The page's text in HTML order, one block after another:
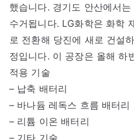
했습니다. 경기도 안산에서
수거됩니다. LG화학은 화학
로 전환해 당진에 새로 건설
정입니다. 이 공장은 올해 하
적용 기술
– 납축 배터리
– 바나듐 레독스 흐름 배터리
– 리튬 이온 배터리
– 기타 기술